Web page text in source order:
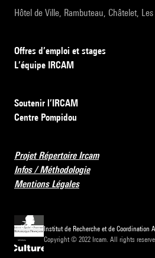
Hôtel de Ville, Rambuteau, Châtelet,
Offres d’emploi et stages
L’équipe IRCAM
Soutenir l’IRCAM
Centre Pompidou
Projet Répertoire Ircam
Infos / Méthodologie
Mentions Légales
Institut de Recherche et de Coordination
Copyright © 2022 Ircam. All rights